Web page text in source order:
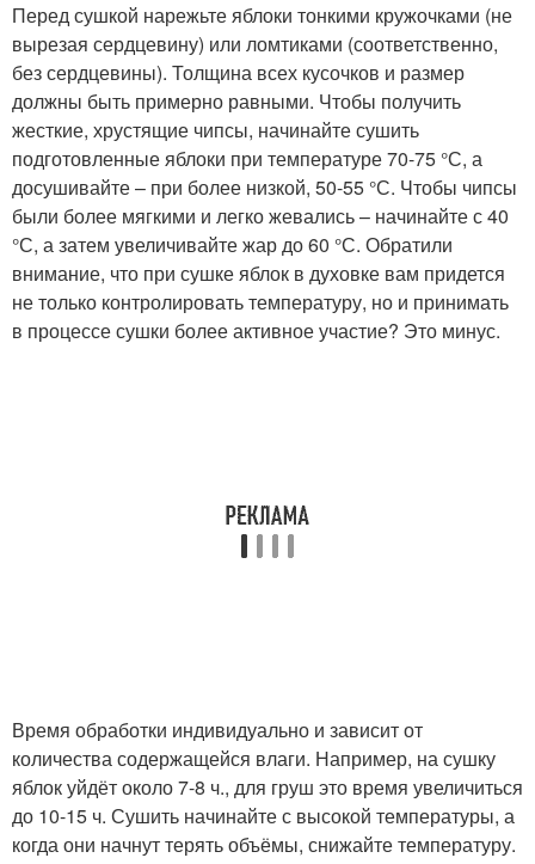
Перед сушкой нарежьте яблоки тонкими кружочками (не
вырезая сердцевину) или ломтиками (соответственно,
без сердцевины). Толщина всех кусочков и размер
должны быть примерно равными. Чтобы получить
жесткие, хрустящие чипсы, начинайте сушить
подготовленные яблоки при температуре 70-75 °С, а
досушивайте – при более низкой, 50-55 °С. Чтобы чипсы
были более мягкими и легко жевались – начинайте с 40
°С, а затем увеличивайте жар до 60 °С. Обратили
внимание, что при сушке яблок в духовке вам придется
не только контролировать температуру, но и принимать
в процессе сушки более активное участие? Это минус.
Время обработки индивидуально и зависит от
количества содержащейся влаги. Например, на сушку
яблок уйдёт около 7-8 ч., для груш это время увеличиться
до 10-15 ч. Сушить начинайте с высокой температуры, а
когда они начнут терять объёмы, снижайте температуру.